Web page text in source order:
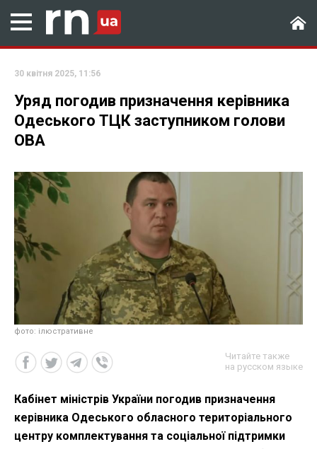
30 квітня 2025, 11:56
Уряд погодив призначення керівника
Одеського ТЦК заступником голови
ОВА
фото: ілюстративне
Читайте также
на русском языке
Кабінет міністрів України погодив призначення
керівника Одеського обласного територіального
центру комплектування та соціальної підтримки